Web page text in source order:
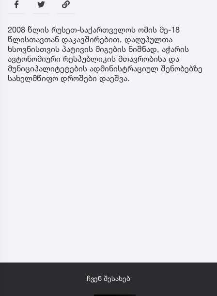
2008 წლის რუსეთ-საქართველოს ომის მე-18
წლისთავთან დაკავშირებით, დაღუპულთა
ხსოვნისთვის პატივის მიგების ნიშნად, აჭარის
ავტონომიური რესპუბლიკის მთავრობისა და
მუნიციპალიტეტების ადმინისტრაციულ შენობებზე
სახელმწიფო დროშები დაეშვა.
ჩვენ შესახებ